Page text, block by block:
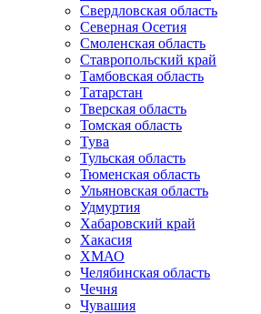
Свердловская область
Северная Осетия
Смоленская область
Ставропольский край
Тамбовская область
Татарстан
Тверская область
Томская область
Тува
Тульская область
Тюменская область
Ульяновская область
Удмуртия
Хабаровский край
Хакасия
ХМАО
Челябинская область
Чечня
Чувашия